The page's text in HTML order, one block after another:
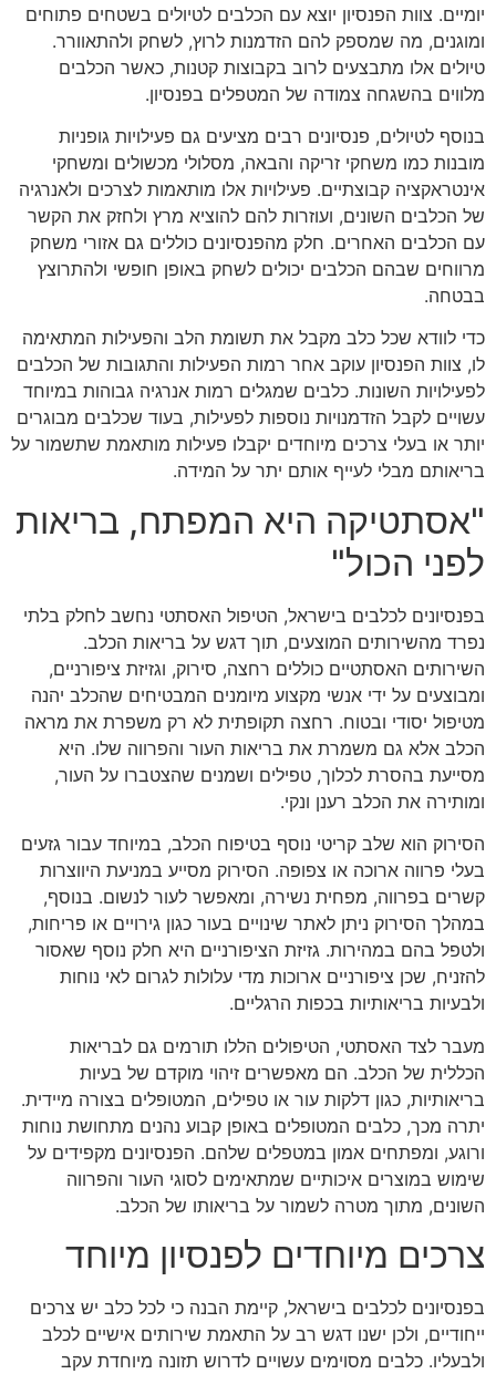
יומיים. צוות הפנסיון יוצא עם הכלבים לטיולים בשטחים פתוחים
ומוגנים, מה שמספק להם הזדמנות לרוץ, לשחק ולהתאוורר.
טיולים אלו מתבצעים לרוב בקבוצות קטנות, כאשר הכלבים
מלווים בהשגחה צמודה של המטפלים בפנסיון.
בנוסף לטיולים, פנסיונים רבים מציעים גם פעילויות גופניות
מובנות כמו משחקי זריקה והבאה, מסלולי מכשולים ומשחקי
אינטראקציה קבוצתיים. פעילויות אלו מותאמות לצרכים ולאנרגיה
של הכלבים השונים, ועוזרות להם להוציא מרץ ולחזק את הקשר
עם הכלבים האחרים. חלק מהפנסיונים כוללים גם אזורי משחק
מרווחים שבהם הכלבים יכולים לשחק באופן חופשי ולהתרוצץ
בבטחה.
כדי לוודא שכל כלב מקבל את תשומת הלב והפעילות המתאימה
לו, צוות הפנסיון עוקב אחר רמות הפעילות והתגובות של הכלבים
לפעילויות השונות. כלבים שמגלים רמות אנרגיה גבוהות במיוחד
עשויים לקבל הזדמנויות נוספות לפעילות, בעוד שכלבים מבוגרים
יותר או בעלי צרכים מיוחדים יקבלו פעילות מותאמת שתשמור על
בריאותם מבלי לעייף אותם יתר על המידה.
"אסתטיקה היא המפתח, בריאות
לפני הכול"
בפנסיונים לכלבים בישראל, הטיפול האסתטי נחשב לחלק בלתי
נפרד מהשירותים המוצעים, תוך דגש על בריאות הכלב.
השירותים האסתטיים כוללים רחצה, סירוק, וגזיזת ציפורניים,
ומבוצעים על ידי אנשי מקצוע מיומנים המבטיחים שהכלב יהנה
מטיפול יסודי ובטוח. רחצה תקופתית לא רק משפרת את מראה
הכלב אלא גם משמרת את בריאות העור והפרווה שלו. היא
מסייעת בהסרת לכלוך, טפילים ושמנים שהצטברו על העור,
ומותירה את הכלב רענן ונקי.
הסירוק הוא שלב קריטי נוסף בטיפוח הכלב, במיוחד עבור גזעים
בעלי פרווה ארוכה או צפופה. הסירוק מסייע במניעת היווצרות
קשרים בפרווה, מפחית נשירה, ומאפשר לעור לנשום. בנוסף,
במהלך הסירוק ניתן לאתר שינויים בעור כגון גירויים או פריחות,
ולטפל בהם במהירות. גזיזת הציפורניים היא חלק נוסף שאסור
להזניח, שכן ציפורניים ארוכות מדי עלולות לגרום לאי נוחות
ולבעיות בריאותיות בכפות הרגליים.
מעבר לצד האסתטי, הטיפולים הללו תורמים גם לבריאות
הכללית של הכלב. הם מאפשרים זיהוי מוקדם של בעיות
בריאותיות, כגון דלקות עור או טפילים, המטופלים בצורה מיידית.
יתרה מכך, כלבים המטופלים באופן קבוע נהנים מתחושת נוחות
ורוגע, ומפתחים אמון במטפלים שלהם. הפנסיונים מקפידים על
שימוש במוצרים איכותיים שמתאימים לסוגי העור והפרווה
השונים, מתוך מטרה לשמור על בריאותו של הכלב.
צרכים מיוחדים לפנסיון מיוחד
בפנסיונים לכלבים בישראל, קיימת הבנה כי לכל כלב יש צרכים
ייחודיים, ולכן ישנו דגש רב על התאמת שירותים אישיים לכלב
ולבעליו. כלבים מסוימים עשויים לדרוש תזונה מיוחדת עקב